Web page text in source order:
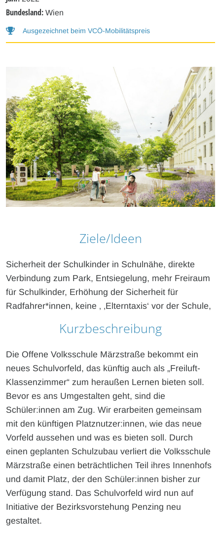
Bundesland: Wien
Ausgezeichnet beim VCÖ-Mobilitätspreis
Ziele/Ideen
Sicherheit der Schulkinder in Schulnähe, direkte
Verbindung zum Park, Entsiegelung, mehr Freiraum
für Schulkinder, Erhöhung der Sicherheit für
Radfahrer*innen, keine ‚ ‚Elterntaxis‘ vor der Schule,
Kurzbeschreibung
Die Offene Volksschule Märzstraße bekommt ein
neues Schulvorfeld, das künftig auch als „Freiluft-
Klassenzimmer“ zum heraußen Lernen bieten soll.
Bevor es ans Umgestalten geht, sind die
Schüler:innen am Zug. Wir erarbeiten gemeinsam
mit den künftigen Platznutzer:innen, wie das neue
Vorfeld aussehen und was es bieten soll. Durch
einen geplanten Schulzubau verliert die Volksschule
Märzstraße einen beträchtlichen Teil ihres Innenhofs
und damit Platz, der den Schüler:innen bisher zur
Verfügung stand. Das Schulvorfeld wird nun auf
Initiative der Bezirksvorstehung Penzing neu
gestaltet.